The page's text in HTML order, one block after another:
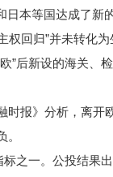
本等国达成了新
回归”并未转化为
新设的海关、
》分析，离开
一。公投结果